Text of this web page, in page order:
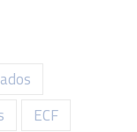
ECF